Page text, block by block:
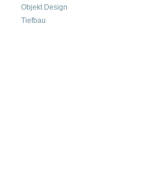
Objekt Design
Tiefbau